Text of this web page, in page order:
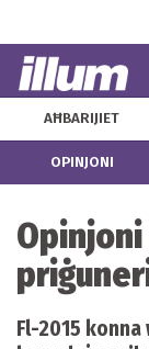
AĦBARIJIET
OPINJONI
Fl-2015